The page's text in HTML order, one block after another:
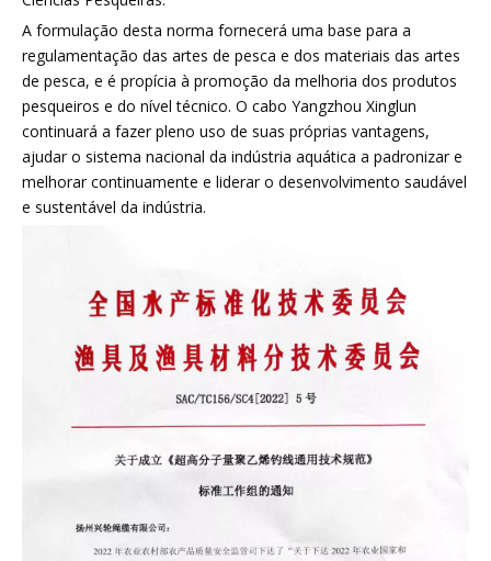
A formulação desta norma fornecerá uma base para a
regulamentação das artes de pesca e dos materiais das artes
de pesca, e é propícia à promoção da melhoria dos produtos
pesqueiros e do nível técnico. O cabo Yangzhou Xinglun
continuará a fazer pleno uso de suas próprias vantagens,
ajudar o sistema nacional da indústria aquática a padronizar e
melhorar continuamente e liderar o desenvolvimento saudável
e sustentável da indústria.